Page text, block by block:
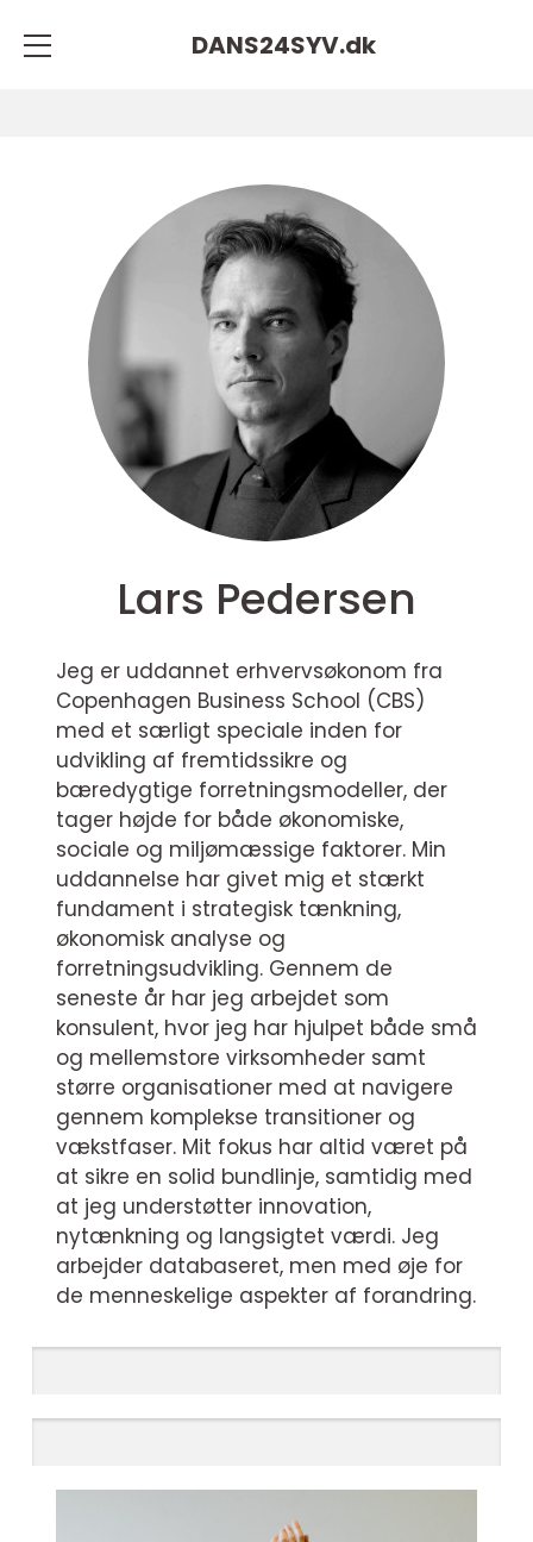
DANS24SYV.dk
Lars Pedersen
Jeg er uddannet erhvervsøkonom fra
Copenhagen Business School (CBS)
med et særligt speciale inden for
udvikling af fremtidssikre og
bæredygtige forretningsmodeller, der
tager højde for både økonomiske,
sociale og miljømæssige faktorer. Min
uddannelse har givet mig et stærkt
fundament i strategisk tænkning,
økonomisk analyse og
forretningsudvikling. Gennem de
seneste år har jeg arbejdet som
konsulent, hvor jeg har hjulpet både små
og mellemstore virksomheder samt
større organisationer med at navigere
gennem komplekse transitioner og
vækstfaser. Mit fokus har altid været på
at sikre en solid bundlinje, samtidig med
at jeg understøtter innovation,
nytænkning og langsigtet værdi. Jeg
arbejder databaseret, men med øje for
de menneskelige aspekter af forandring.